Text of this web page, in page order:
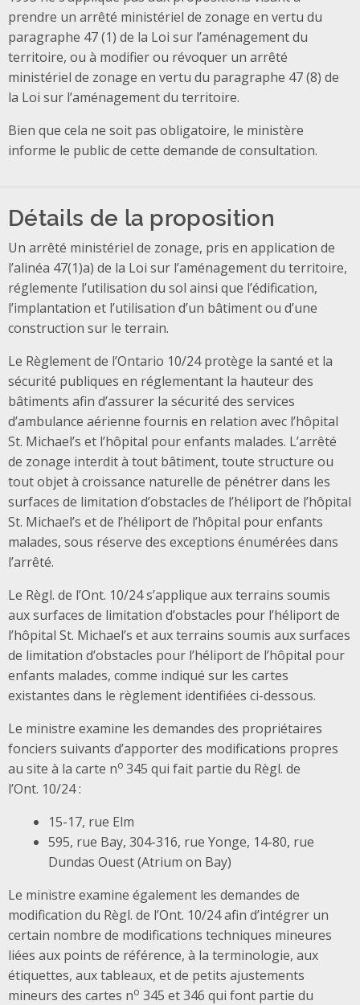
prendre un arrêté ministériel de zonage en vertu du
paragraphe 47 (1) de la Loi sur l’aménagement du
territoire, ou à modifier ou révoquer un arrêté
ministériel de zonage en vertu du paragraphe 47 (8) de
la Loi sur l’aménagement du territoire.
Bien que cela ne soit pas obligatoire, le ministère
informe le public de cette demande de consultation.
Détails de la proposition
Un arrêté ministériel de zonage, pris en application de
l’alinéa 47(1)a) de la Loi sur l’aménagement du territoire,
réglemente l’utilisation du sol ainsi que l’édification,
l’implantation et l’utilisation d’un bâtiment ou d’une
construction sur le terrain.
Le Règlement de l’Ontario 10/24 protège la santé et la
sécurité publiques en réglementant la hauteur des
bâtiments afin d’assurer la sécurité des services
d’ambulance aérienne fournis en relation avec l’hôpital
St. Michael’s et l’hôpital pour enfants malades. L’arrêté
de zonage interdit à tout bâtiment, toute structure ou
tout objet à croissance naturelle de pénétrer dans les
surfaces de limitation d’obstacles de l’héliport de l’hôpital
St. Michael’s et de l’héliport de l’hôpital pour enfants
malades, sous réserve des exceptions énumérées dans
l’arrêté.
Le Règl. de l’Ont. 10/24 s’applique aux terrains soumis
aux surfaces de limitation d’obstacles pour l’héliport de
l’hôpital St. Michael’s et aux terrains soumis aux surfaces
de limitation d’obstacles pour l’héliport de l’hôpital pour
enfants malades, comme indiqué sur les cartes
existantes dans le règlement identifiées ci-dessous.
Le ministre examine les demandes des propriétaires
fonciers suivants d’apporter des modifications propres
au site à la carte no 345 qui fait partie du Règl. de
l’Ont. 10/24 :
15-17, rue Elm
595, rue Bay, 304-316, rue Yonge, 14-80, rue
Dundas Ouest (Atrium on Bay)
Le ministre examine également les demandes de
modification du Règl. de l’Ont. 10/24 afin d’intégrer un
certain nombre de modifications techniques mineures
liées aux points de référence, à la terminologie, aux
étiquettes, aux tableaux, et de petits ajustements
mineurs des cartes no 345 et 346 qui font partie du